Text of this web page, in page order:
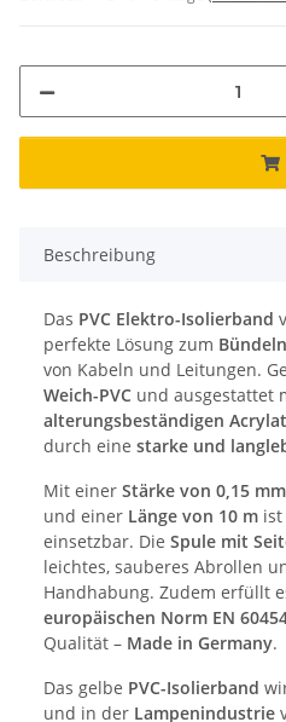
Beschreibung
Das PVC Elektro-Isolierband
perfekte Lösung zum
von Kabeln und Leitungen.
Weich-PVC und ausgestattet
alterungsbeständigen
durch eine starke und
Mit einer Stärke von 0,15 mm
und einer Länge von 10 m
einsetzbar. Die Spule mit
leichtes, sauberes Abrollen
Handhabung. Zudem erfüllt
europäischen Norm EN
Qualität – Made in Germany.
Das gelbe PVC-Isolierband
und in der Lampenindustrie